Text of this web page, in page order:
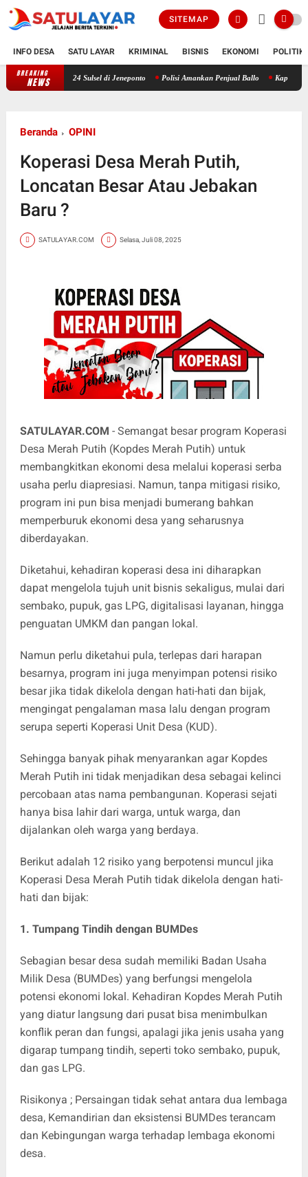
SITEMAP
INFO DESA SATU LAYAR KRIMINAL BISNIS EKONOMI POLITIK
BREAKING
NEWS
24 Sulsel di Jeneponto Polisi Amankan Penjual Ballo Kapolda Sulsel
Beranda OPINI
Koperasi Desa Merah Putih,
Loncatan Besar Atau Jebakan
Baru ?
SATULAYAR.COM Selasa, Juli 08, 2025
SATULAYAR.COM - Semangat besar program Koperasi
Desa Merah Putih (Kopdes Merah Putih) untuk
membangkitkan ekonomi desa melalui koperasi serba
usaha perlu diapresiasi. Namun, tanpa mitigasi risiko,
program ini pun bisa menjadi bumerang bahkan
memperburuk ekonomi desa yang seharusnya
diberdayakan.
Diketahui, kehadiran koperasi desa ini diharapkan
dapat mengelola tujuh unit bisnis sekaligus, mulai dari
sembako, pupuk, gas LPG, digitalisasi layanan, hingga
penguatan UMKM dan pangan lokal.
Namun perlu diketahui pula, terlepas dari harapan
besarnya, program ini juga menyimpan potensi risiko
besar jika tidak dikelola dengan hati-hati dan bijak,
mengingat pengalaman masa lalu dengan program
serupa seperti Koperasi Unit Desa (KUD).
Sehingga banyak pihak menyarankan agar Kopdes
Merah Putih ini tidak menjadikan desa sebagai kelinci
percobaan atas nama pembangunan. Koperasi sejati
hanya bisa lahir dari warga, untuk warga, dan
dijalankan oleh warga yang berdaya.
Berikut adalah 12 risiko yang berpotensi muncul jika
Koperasi Desa Merah Putih tidak dikelola dengan hati-
hati dan bijak:
1. Tumpang Tindih dengan BUMDes
Sebagian besar desa sudah memiliki Badan Usaha
Milik Desa (BUMDes) yang berfungsi mengelola
potensi ekonomi lokal. Kehadiran Kopdes Merah Putih
yang diatur langsung dari pusat bisa menimbulkan
konflik peran dan fungsi, apalagi jika jenis usaha yang
digarap tumpang tindih, seperti toko sembako, pupuk,
dan gas LPG.
Risikonya ; Persaingan tidak sehat antara dua lembaga
desa, Kemandirian dan eksistensi BUMDes terancam
dan Kebingungan warga terhadap lembaga ekonomi
desa.